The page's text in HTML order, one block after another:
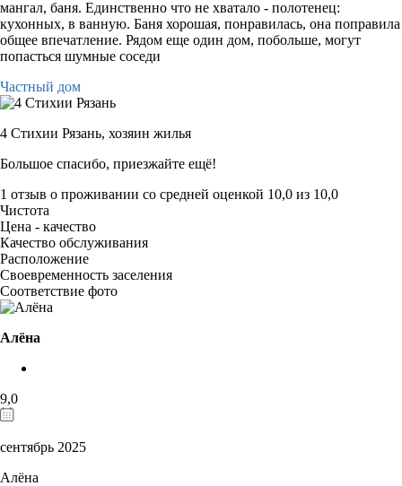
мангал, баня. Единственно что не хватало - полотенец:
кухонных, в ванную. Баня хорошая, понравилась, она поправила
общее впечатление. Рядом еще один дом, побольше, могут
попасться шумные соседи
Частный дом
4 Стихии Рязань, хозяин жилья
Большое спасибо, приезжайте ещё!
1 отзыв о проживании со средней оценкой 10,0 из 10,0
Чистота
Цена - качество
Качество обслуживания
Расположение
Своевременность заселения
Соответствие фото
Алёна
9,0
сентябрь 2025
Алёна